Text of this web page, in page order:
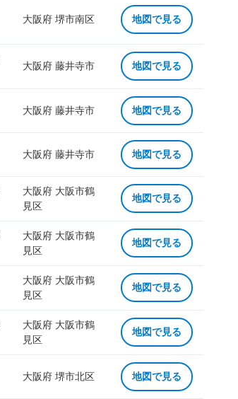
大阪府 堺市南区 地図で見る
大阪府 藤井寺市 地図で見る
大阪府 藤井寺市 地図で見る
大阪府 藤井寺市 地図で見る
大阪府 大阪市鶴
見区
地図で見る
大阪府 大阪市鶴
見区
地図で見る
大阪府 大阪市鶴
見区
地図で見る
大阪府 大阪市鶴
見区
地図で見る
大阪府 堺市北区 地図で見る